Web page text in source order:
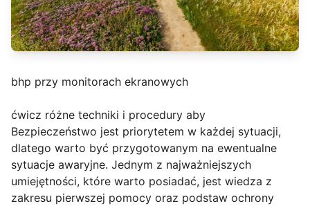
bhp przy monitorach ekranowych
ćwicz różne techniki i procedury aby
Bezpieczeństwo jest priorytetem w każdej sytuacji,
dlatego warto być przygotowanym na ewentualne
sytuacje awaryjne. Jednym z najważniejszych
umiejętności, które warto posiadać, jest wiedza z
zakresu pierwszej pomocy oraz podstaw ochrony